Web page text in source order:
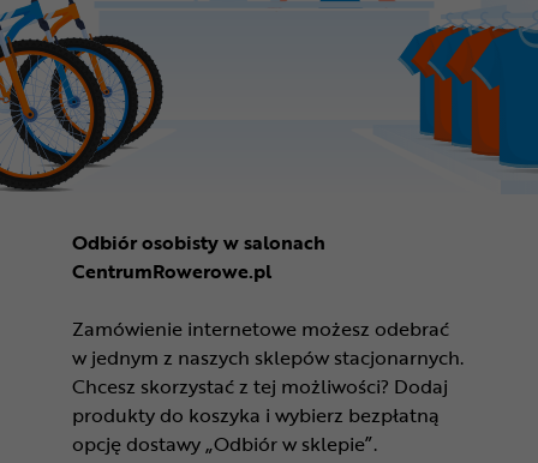
Odbiór osobisty w salonach
CentrumRowerowe.pl
Zamówienie internetowe możesz odebrać
w jednym z naszych sklepów stacjonarnych.
Chcesz skorzystać z tej możliwości? Dodaj
produkty do koszyka i wybierz bezpłatną
opcję dostawy „Odbiór w sklepie”.